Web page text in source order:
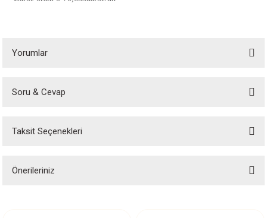
Yorumlar
Soru & Cevap
Ürün hakkında henüz soru sorulmamış.
Taksit Seçenekleri
Önerileriniz